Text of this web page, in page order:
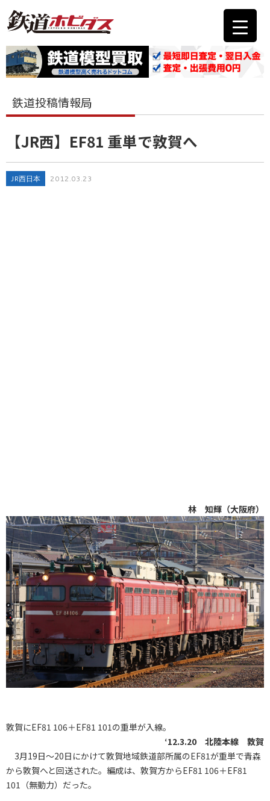
鉄道投稿情報局
【JR西】EF81 重単で敦賀へ
JR西日本 2012.03.23
林 知輝（大阪府）
敦賀にEF81 106＋EF81 101の重単が入線。
‘12.3.20 北陸本線 敦賀
3月19日～20日にかけて敦賀地域鉄道部所属のEF81が重単で青森
から敦賀へと回送された。編成は、敦賀方からEF81 106＋EF81
101（無動力）だった。